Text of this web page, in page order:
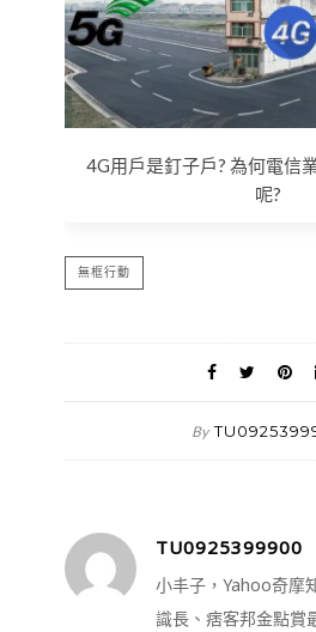
4G用戶是釘子戶? 為何電信
呢?
無框行動
By
TU0925399900
小丰子，Yahoo奇摩
識長、痞客邦金點賞